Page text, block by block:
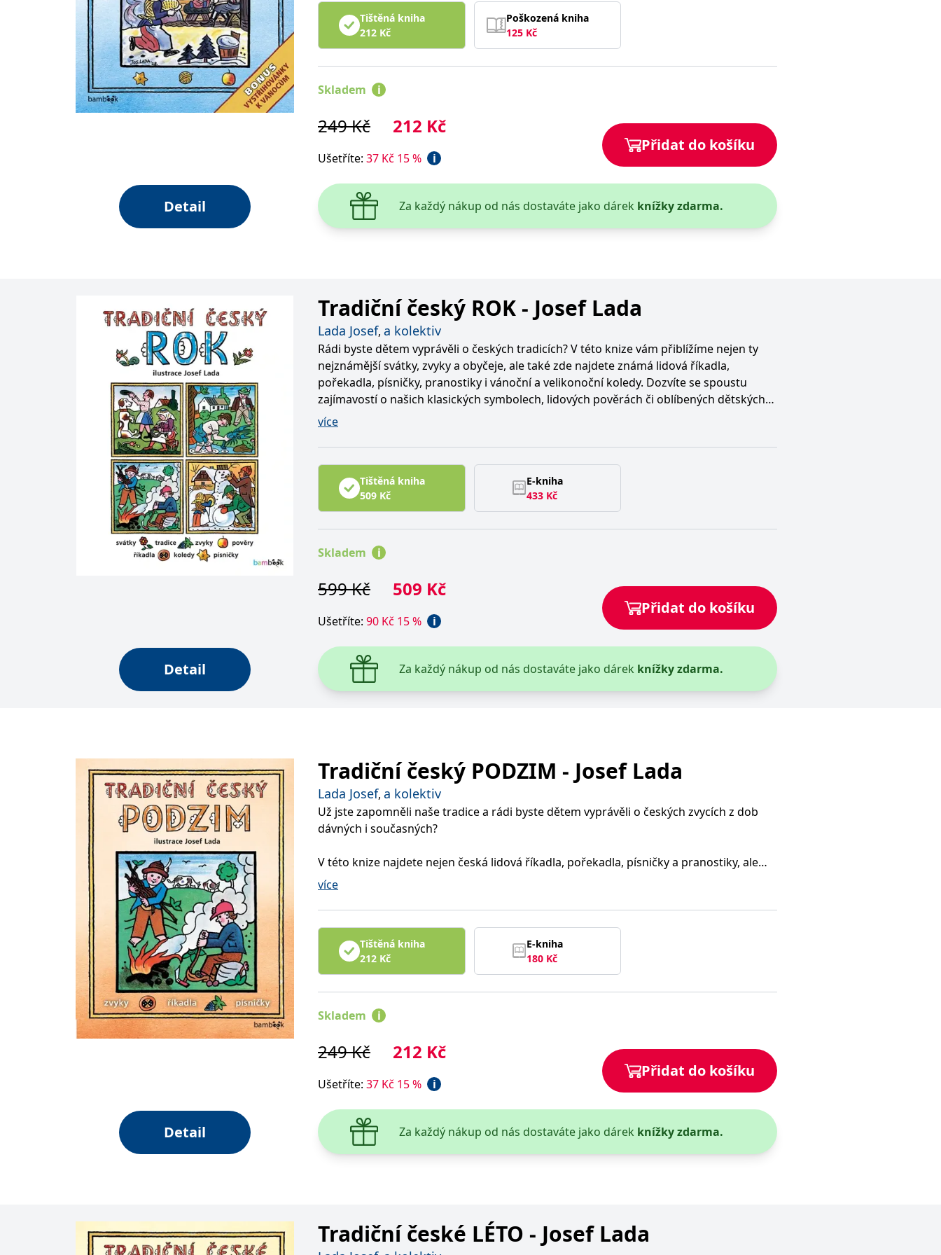
Detail
Tištěná kniha
212 Kč
Poškozená kniha
125 Kč
Skladem i
249Kč 212 Kč
Ušetříte: 37 Kč 15% i
Přidat do košíku
Za každý nákup od nás dostaváte jako dárek knížky zdarma.
Detail
Tradiční český ROK - Josef Lada
Lada Josef, a kolektiv
Rádi byste dětem vyprávěli o českých tradicích? V této knize vám přiblížíme nejen ty
nejznámější svátky, zvyky a obyčeje, ale také zde najdete známá lidová říkadla,
pořekadla, písničky, pranostiky i vánoční a velikonoční koledy. Dozvíte se spoustu
zajímavostí o našich klasických symbolech, lidových pověrách či oblíbených dětských
hrách, které neodmyslitelně patří k tradičnímu českému roku.
Prožijte a vychutnejte si rozkvetlé jaro, nádherné léto, barevný podzim i kouzelný
zimní čas spolu s krásnými ilustracemi Josefa Lady.
více
Tištěná kniha
509 Kč
E-kniha
433 Kč
Skladem i
599Kč 509 Kč
Ušetříte: 90 Kč 15% i
Přidat do košíku
Za každý nákup od nás dostaváte jako dárek knížky zdarma.
Detail
Tradiční český PODZIM - Josef Lada
Lada Josef, a kolektiv
Už jste zapomněli naše tradice a rádi byste dětem vyprávěli o českých zvycích z dob
dávných i současných?
V této knize najdete nejen česká lidová říkadla, pořekadla, písničky a pranostiky, ale
také popis a vysvětlení našich nejznámějších svátků, zvyků, obyčejů i klasických
Prožijte a vychutnejte si barevný český podzim s kouzelnými ilustracemi Josefa Lady.
více
Tištěná kniha
212 Kč
E-kniha
180 Kč
Skladem i
249Kč 212 Kč
Ušetříte: 37 Kč 15% i
Přidat do košíku
Za každý nákup od nás dostaváte jako dárek knížky zdarma.
Tradiční české LÉTO - Josef Lada